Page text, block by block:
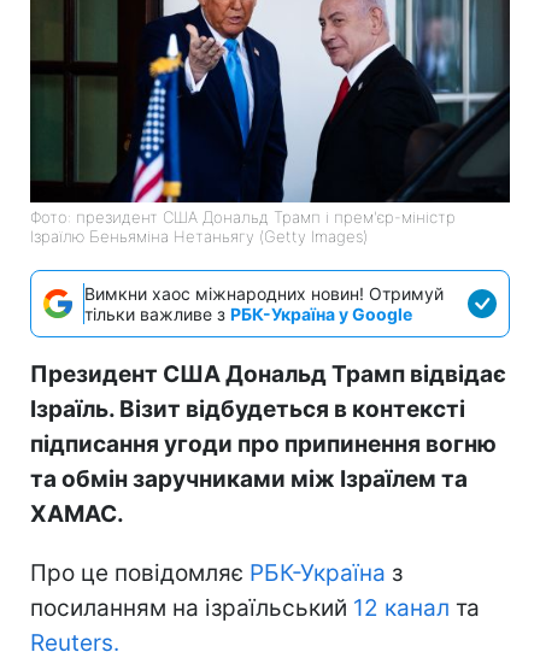
Фото: президент США Дональд Трамп і прем'єр-міністр
Ізраїлю Беньяміна Нетаньягу (Getty Images)
Вимкни хаос міжнародних новин! Отримуй
тільки важливе з РБК-Україна у Google
Президент США Дональд Трамп відвідає
Ізраїль. Візит відбудеться в контексті
підписання угоди про припинення вогню
та обмін заручниками між Ізраїлем та
ХАМАС.
Про це повідомляє РБК-Україна з
посиланням на ізраїльський 12 канал та
Reuters.